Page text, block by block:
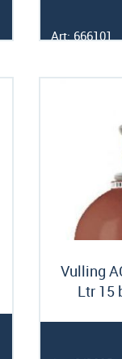
Art: 666101
Vulling
Ltr 15